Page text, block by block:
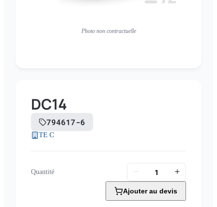
Photo non contractuelle
DC14
794617-6
TE C
Quantité
Ajouter au devis